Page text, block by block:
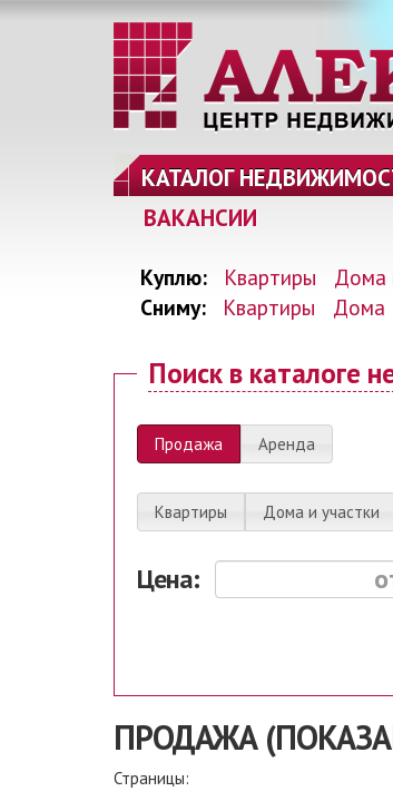
КАТАЛОГ
ВАКАНСИИ
Куплю: Квартиры Дома
Сниму:
Квартиры Дома
Поиск в каталоге
Продажа Аренда
Квартиры Дома и участки
Цена:
ПРОДАЖА
Страницы: